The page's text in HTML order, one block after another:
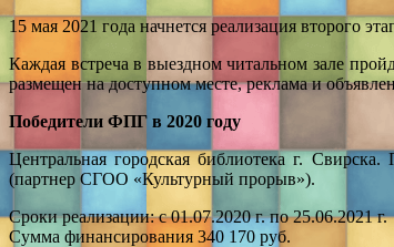
15 мая 2021 года начнется реализация второго
Каждая встреча в выездном читальном зале
размещен на доступном месте, реклама и
Победители ФПГ в 2020 году
Центральная городская библиотека г.
(партнер СГОО «Культурный прорыв»).
Сроки реализации: с 01.07.2020 г. по 25.06.2021 г.
Сумма финансирования 340 170 руб.